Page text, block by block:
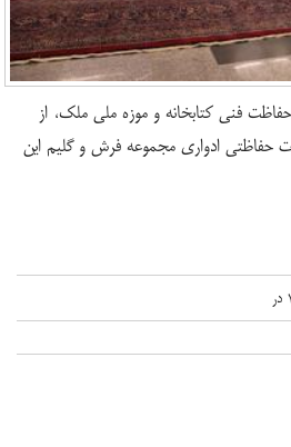
فنی کتابخانه و موزه ملی ملک، از
حفاظتی ادواری مجموعه فرش و گلیم این